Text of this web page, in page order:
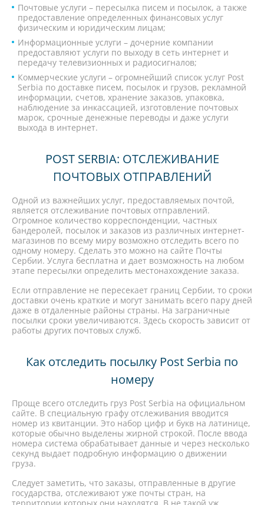
Почтовые услуги – пересылка писем и посылок, а также
предоставление определенных финансовых услуг
физическим и юридическим лицам;
Информационные услуги – дочерние компании
предоставляют услуги по выходу в сеть интернет и
передачу телевизионных и радиосигналов;
Коммерческие услуги – огромнейший список услуг Post
Serbia по доставке писем, посылок и грузов, рекламной
информации, счетов, хранение заказов, упаковка,
наблюдение за инкассацией, изготовление почтовых
марок, срочные денежные переводы и даже услуги
выхода в интернет.
POST SERBIA: ОТСЛЕЖИВАНИЕ
ПОЧТОВЫХ ОТПРАВЛЕНИЙ
Одной из важнейших услуг, предоставляемых почтой,
является отслеживание почтовых отправлений.
Огромное количество корреспонденции, частных
бандеролей, посылок и заказов из различных интернет-
магазинов по всему миру возможно отследить всего по
одному номеру. Сделать это можно на сайте Почты
Сербии. Услуга бесплатна и дает возможность на любом
этапе пересылки определить местонахождение заказа.
Если отправление не пересекает границ Сербии, то сроки
доставки очень краткие и могут занимать всего пару дней
даже в отдаленные районы страны. На заграничные
посылки сроки увеличиваются. Здесь скорость зависит от
работы других почтовых служб.
Как отследить посылку Post Serbia по
номеру
Проще всего отследить груз Post Serbia на официальном
сайте. В специальную графу отслеживания вводится
номер из квитанции. Это набор цифр и букв на латинице,
которые обычно выделены жирной строкой. После ввода
номера система обрабатывает данные и через несколько
секунд выдает подробную информацию о движении
груза.
Следует заметить, что заказы, отправленные в другие
государства, отслеживают уже почты стран, на